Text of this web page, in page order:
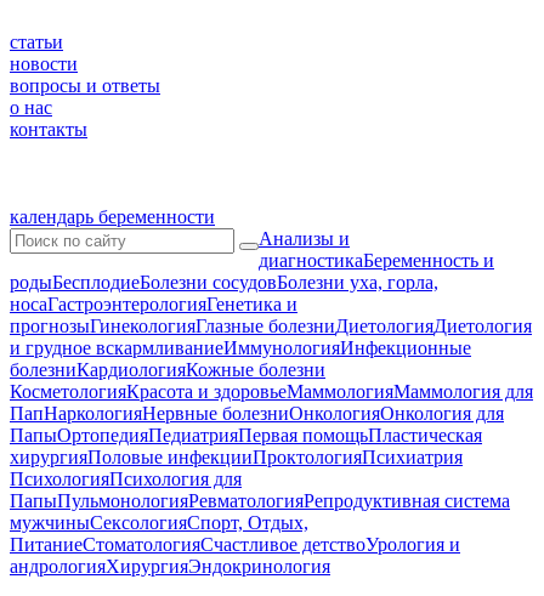
статьи
новости
вопросы и ответы
о нас
контакты
календарь беременности
Анализы и
диагностикаБеременность и
родыБесплодиеБолезни сосудовБолезни уха, горла,
носаГастроэнтерологияГенетика и
прогнозыГинекологияГлазные болезниДиетологияДиетология
и грудное вскармливаниеИммунологияИнфекционные
болезниКардиологияКожные болезни
КосметологияКрасота и здоровьеМаммологияМаммология для
ПапНаркологияНервные болезниОнкологияОнкология для
ПапыОртопедияПедиатрияПервая помощьПластическая
хирургияПоловые инфекцииПроктологияПсихиатрия
ПсихологияПсихология для
ПапыПульмонологияРевматологияРепродуктивная система
мужчиныСексологияСпорт, Отдых,
ПитаниеСтоматологияСчастливое детствоУрология и
андрологияХирургияЭндокринология